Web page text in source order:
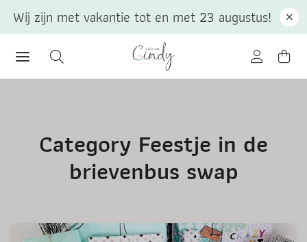
Category Feestje in de
brievenbus swap
Wij zijn met vakantie tot en met 23 augustus!